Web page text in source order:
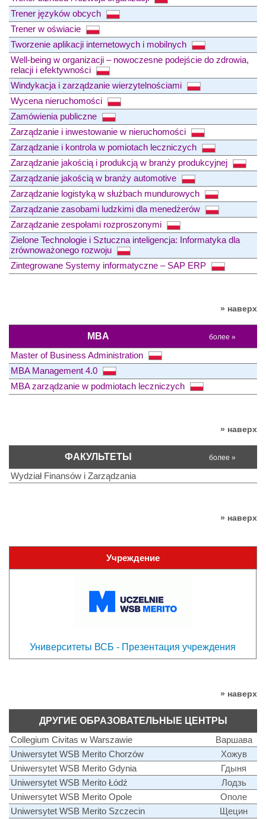
Trener języków obcych
Trener w oświacie
Tworzenie aplikacji internetowych i mobilnych
Well-being w organizacji – nowoczesne podejście do zdrowia,
relacji i efektywności
Windykacja i zarządzanie wierzytelnościami
Wycena nieruchomości
Zamówienia publiczne
Zarządzanie i inwestowanie w nieruchomości
Zarządzanie i kontrola w pomiotach leczniczych
Zarządzanie jakością i produkcją w branży produkcyjnej
Zarządzanie jakością w branży automotive
Zarządzanie logistyką w służbach mundurowych
Zarządzanie zasobami ludzkimi dla menedżerów
Zarządzanie zespołami rozproszonymi
Zielone Technologie i Sztuczna inteligencja: Informatyka dla
zrównoważonego rozwoju
Zintegrowane Systemy informatyczne – SAP ERP
» наверх
MBA более »
Master of Business Administration
MBA Management 4.0
MBA zarządzanie w podmiotach leczniczych
» наверх
ФАКУЛЬТЕТЫ более »
Wydział Finansów i Zarządzania
» наверх
Учреждение
Университеты ВСБ - Презентация учреждения
» наверх
ДРУГИЕ ОБРАЗОВАТЕЛЬНЫЕ ЦЕНТРЫ
Collegium Civitas w Warszawie
Варшава
Uniwersytet WSB Merito Chorzów
Хожув
Uniwersytet WSB Merito Gdynia
Гдыня
Uniwersytet WSB Merito Łódź
Лодзь
Uniwersytet WSB Merito Opole
Ополе
Uniwersytet WSB Merito Szczecin
Щецин